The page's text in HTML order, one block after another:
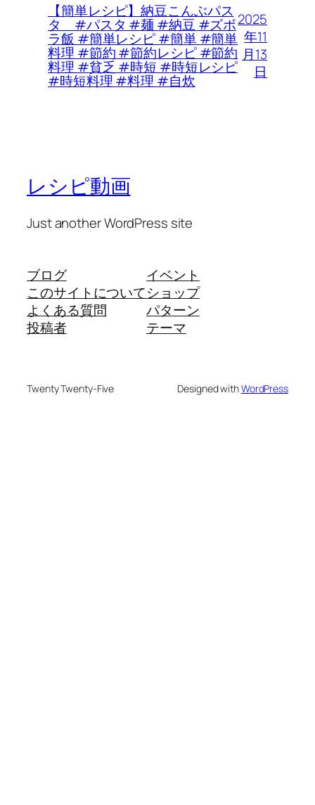
【簡単レシピ】納豆こんぶパス
タ #パスタ #麺 #納豆 #ズボ
ラ飯 #簡単レシピ #簡単 #簡単
料理 #節約 #節約レシピ #節約
料理 #貧乏 #時短 #時短レシピ
#時短料理 #料理 #自炊
2025
年11
月13
日
レシピ動画
Just another WordPress site
ブログ
このサイトについて
よくある質問
投稿者
イベント
ショップ
パターン
テーマ
Twenty Twenty-Five Designed withWordPress